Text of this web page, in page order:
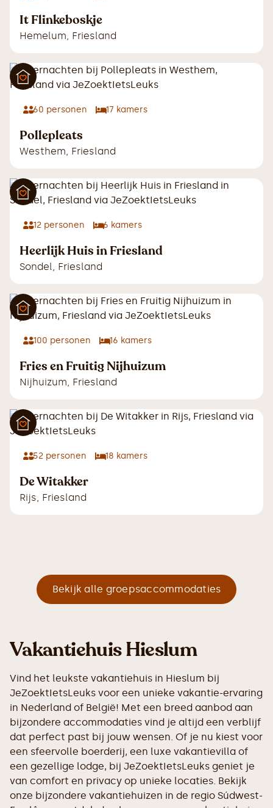
It Flinkeboskje
Hemelum, Friesland
60 personen 17 kamers
Pollepleats
Westhem, Friesland
12 personen 6 kamers
Heerlijk Huis in Friesland
Sondel, Friesland
100 personen 16 kamers
Fries en Fruitig Nijhuizum
Nijhuizum, Friesland
52 personen 18 kamers
De Witakker
Rijs, Friesland
Bekijk alle groepsaccommodaties
Vakantiehuis Hieslum
Vind het leukste vakantiehuis in Hieslum bij
JeZoektIetsLeuks voor een unieke vakantie-ervaring
in Nederland of België! Met een breed aanbod aan
bijzondere accommodaties vind je altijd een verblijf
dat perfect past bij jouw wensen. Of je nu kiest voor
een sfeervolle boerderij, een luxe vakantievilla of
een gezellige lodge, bij JeZoektIetsLeuks geniet je
van comfort en privacy op unieke locaties. Bekijk
onze bijzondere vakantiehuizen in de regio Súdwest-